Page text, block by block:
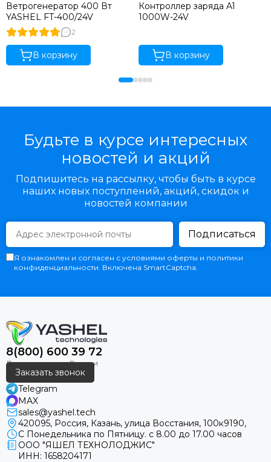
Ветрогенератор 400 Вт
YASHEL FT-400/24V
2
В корзину
Контроллер заряда A1
1000W-24V
В корзину
Будьте в курсе интересных
новостей и акций
Подпишитесь на рассылку, чтобы быть в курсе
наших новых поступлений, акций, скидок и
новостей компании
Подписаться
Я ознакомлен и согласен с условиями оферты и политики
конфиденциальности. Включена SmartCaptcha.
8(800) 600 39 72
Заказать звонок
Telegram
MAX
sales@yashel.tech
420095, Россия, Казань, улица Восстания, 100к9190,
С Понедельника по Пятницу. с 8.00 до 17.00 часов
ООО "ЯШЕЛ ТЕХНОЛОДЖИС"
ИНН: 1658204171